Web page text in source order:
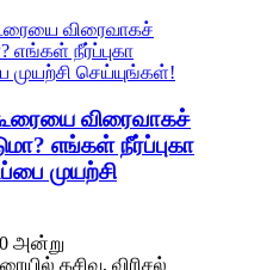
விரைவாகச்
எங்கள் நீர்ப்புகா
முயற்சி
அன்று
கசிவு, விரிசல்